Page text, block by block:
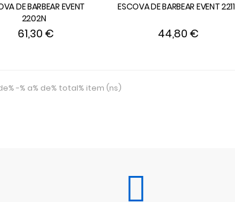
DE BARBEAR EVENT
2202N
61,30 €
ESCOVA DE BARBEAR EVENT 2211
44,80 €
-% a% de% total% item (ns)